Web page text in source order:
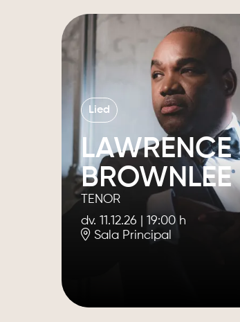
Lied
LAWRENCE
BROWNLEE
TENOR
dv. 11.12.26
19:00 h
Sala Principal